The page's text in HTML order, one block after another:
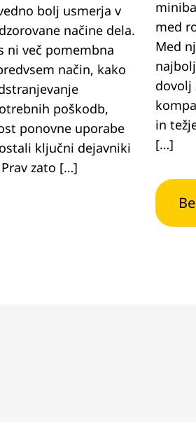
bolj usmerja v
načine dela.
ni več pomembna
način, kako
poškodb,
ponovne uporabe
ključni dejavniki
zato […]
med
Med
dovolj
in
[…]